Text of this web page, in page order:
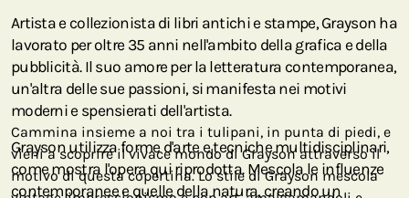
Artista e collezionista di libri antichi e stampe, Grayson ha
lavorato per oltre 35 anni nell'ambito della grafica e della
pubblicità. Il suo amore per la letteratura contemporanea,
un'altra delle sue passioni, si manifesta nei motivi
moderni e spensierati dell'artista.
Grayson utilizza forme d'arte e tecniche multidisciplinari,
come mostra l'opera qui riprodotta. Mescola le influenze
contemporanee e quelle della natura, creando un
Cammina insieme a noi tra i tulipani, in punta di piedi, e
vieni a scoprire il vivace mondo di Grayson attraverso il
motivo di questa copertina. Lo stile di Grayson mescola